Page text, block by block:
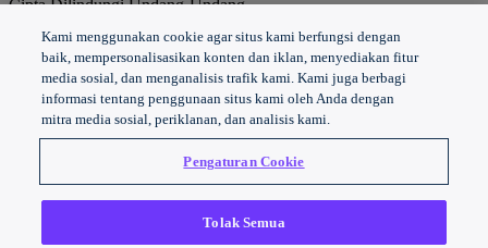
Cipta Dilindungi Undang-Undang.
Pemberitahuan privasi|Ketentuan penggunaan|Jangan menjual
atau membagikan informasi pribadi saya
Batasi penggunaan informasi pribadi saya yang sensitif
Nielsen Marketing Cloud Pernyataan Privasi|Saluran Bantuan
Integritas|Pemberitahuan Privasi Kesehatan
Kami menggunakan cookie agar situs kami berfungsi dengan
baik, mempersonalisasikan konten dan iklan, menyediakan fitur
media sosial, dan menganalisis trafik kami. Kami juga berbagi
informasi tentang penggunaan situs kami oleh Anda dengan
mitra media sosial, periklanan, dan analisis kami.
Pengaturan Cookie
Tolak Semua